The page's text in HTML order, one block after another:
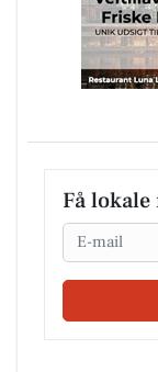
Få lokale
Email